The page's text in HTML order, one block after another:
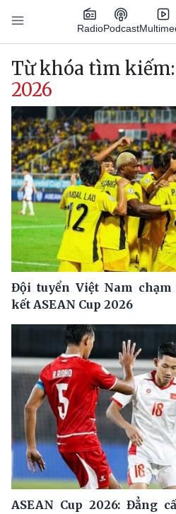
Nhảy đến nội dung
RadioPodcast
Main navigation
Từ khóa tìm kiếm:
2026
Đội tuyển Việt Nam
kết ASEAN Cup 2026
ASEAN Cup 2026: Đẳng